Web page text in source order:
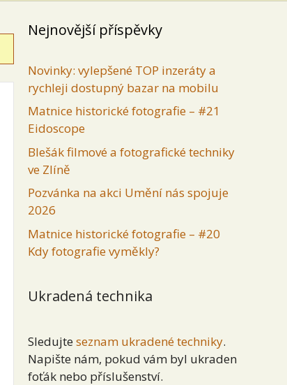
Nejnovější příspěvky
Novinky: vylepšené TOP inzeráty a
rychleji dostupný bazar na mobilu
Matnice historické fotografie – #21
Eidoscope
Blešák filmové a fotografické techniky
ve Zlíně
Pozvánka na akci Umění nás spojuje
2026
Matnice historické fotografie – #20
Kdy fotografie vyměkly?
Ukradená technika
Sledujte seznam ukradené techniky.
Napište nám, pokud vám byl ukraden
foťák nebo příslušenství.